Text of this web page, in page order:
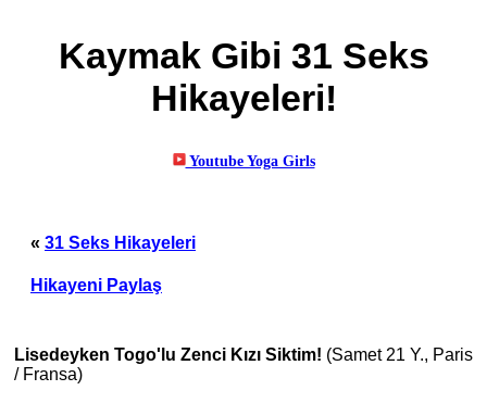
Kaymak Gibi 31 Seks
Hikayeleri!
« 31 Seks Hikayeleri
Hikayeni Paylaş
Lisedeyken Togo'lu Zenci Kızı Siktim! (Samet 21 Y., Paris
/ Fransa)